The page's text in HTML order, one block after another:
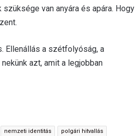
van anyára és apára. Hogy
Ellenállás a szétfolyóság, a
azt, amit a legjobban
nemzeti identitás polgári hitvallás